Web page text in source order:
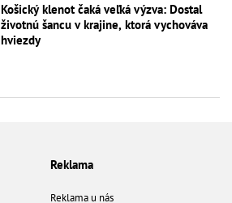
Košický klenot čaká veľká výzva: Dostal
životnú šancu v krajine, ktorá vychováva
hviezdy
Reklama
Reklama u nás